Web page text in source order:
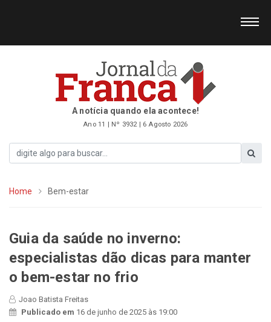
A notícia quando ela acontece!
Ano 11 | Nº 3932 | 6 Agosto 2026
Home Bem-estar
Guia da saúde no inverno:
especialistas dão dicas para manter
o bem-estar no frio
Joao Batista Freitas
Publicado em 16 de junho de 2025 às 19:00